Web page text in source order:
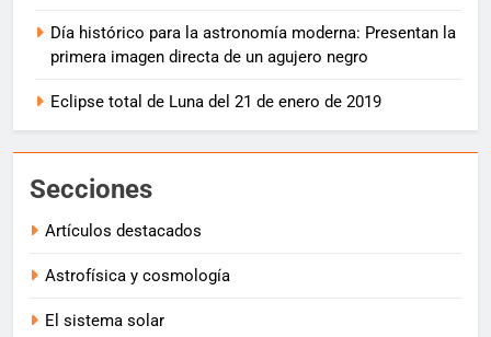
Día histórico para la astronomía moderna: Presentan la
primera imagen directa de un agujero negro
Eclipse total de Luna del 21 de enero de 2019
Secciones
Artículos destacados
Astrofísica y cosmología
El sistema solar